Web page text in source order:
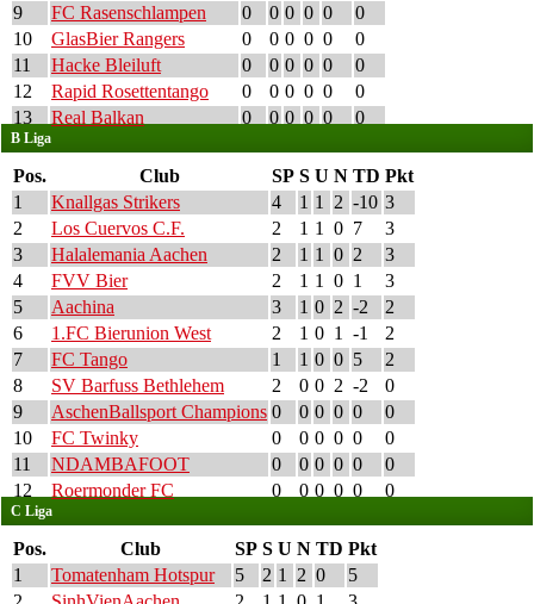
9
FC Rasenschlampen 0 0 0 0 0
0
10
GlasBier Rangers 0 0 0 0 0
0
11
Hacke Bleiluft 0 0 0 0 0
0
12
Rapid Rosettentango 0 0 0 0 0
0
13
Real Balkan 0 0 0 0 0 0
B Liga
Pos. Club SP S U N TD Pkt
1
Knallgas Strikers 4 1 1 2 -10 3
2
Los Cuervos C.F. 2 1 1 0 7
3
3
Halalemania Aachen 2 1 1 0 2
3
4
FVV Bier 2 1 1 0 1
3
5
Aachina 3 1 0 2 -2
2
6
1.FC Bierunion West 2 1 0 1 -1
2
7
FC Tango 1 1 0 0 5
2
8
SV Barfuss Bethlehem 2 0 0 2 -2
0
9
AschenBallsport Champions 0 0 0 0 0
0
10
FC Twinky 0 0 0 0 0
0
11
NDAMBAFOOT 0 0 0 0 0
0
12
Roermonder FC 0 0 0 0 0 0
C Liga
Pos. Club SP S U N TD Pkt
1
Tomatenham Hotspur 5 2 1 2 0
5